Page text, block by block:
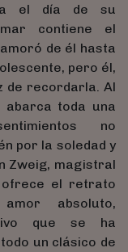
el día de su
contiene el
de él hasta
pero él,
de recordarla. Al
abarca toda una
no
por la soledad y
Zweig, magistral
el retrato
absoluto,
que se ha
un clásico de